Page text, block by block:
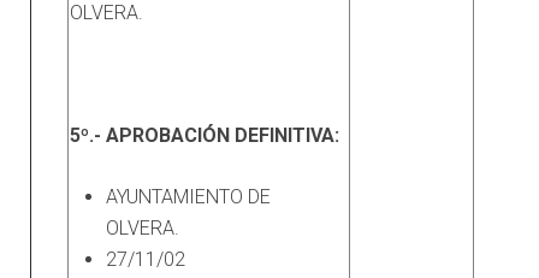
OLVERA.
5º.- APROBACIÓN DEFINITIVA:
AYUNTAMIENTO DE
OLVERA.
27/11/02